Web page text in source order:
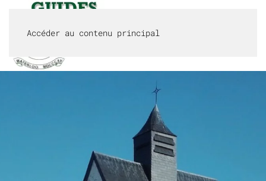
Accéder au contenu principal